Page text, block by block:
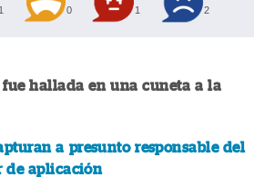
1 0 1 2
hallada en una cuneta a la
a presunto responsable del
de aplicación